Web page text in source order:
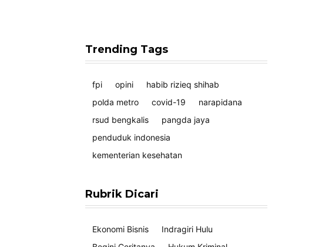
Trending Tags
fpi opini
habib rizieq shihab
polda metro
covid-19
narapidana
rsud bengkalis
pangda jaya
penduduk indonesia
kementerian kesehatan
Rubrik Dicari
Ekonomi Bisnis
Indragiri Hulu